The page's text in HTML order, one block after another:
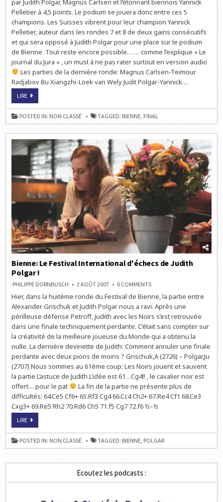
par Judith Polgar, Magnus Carlsen et l’étonnant biennois Yannick
Pelletier à 4,5 points. Le podium se jouera donc entre ces 5
champions. Les Suisses vibrent pour leur champion Yannick
Pelletier, auteur dans les rondes 7 et 8 de deux gains consécutifs
et qui sera opposé à Judith Polgar pour une place sur le podium
de Bienne. Tout reste encore possible… … comme l’explique « Le
journal du Jura » , un must à ne pas rater surtout en version audio
Les parties de la dernière ronde: Magnus Carlsen-Teimour
Radjabov Bu Xiangzhi-Loek van Wely Judit Polgar-Yannick…
LIREDERNIÈRE
À
BIENNE:
QUI
VA
POSTED IN: NON CLASSÉ TAGGED: BIENNE, FINAL
Bienne: Le Festival International d'échecs de Judith
Polgar !
PHILIPPE DORNBUSCH 2 AOÛT 2007 0 COMMENTSON
LE
FESTIVAL
INTERNATIONAL
D'ÉCHECS
DE
JUDITH
POLGAR
!
Hier, dans la huitème ronde du Festival de Bienne, la partie entre
Alexander Grischuk et Judith Polgar nous a ravi. Après une
périlleuse défense Petroff, Judith avec les Noirs s’est retrouvée
dans une finale techniquement perdante. C’était sans compter sur
la créativité de la meilleure joueuse du Monde qui a obtenu la
nulle. La dernière devinette de Judith: Comment annuler une finale
perdante avec deux pions de moins ? Grischuk,A (2726) – Polgar,Ju
(2707) Nous sommes au 61ème coup: Les Noirs jouent et sauvent
la partie L’astuce de Judith L’idée est 61…Cg4!! , le cavalier noir est
offert… pour le pat
La fin de la partie ne présente plus de
difficultés: 64.Ce5 Cf6+ 65.Rf3 Cg4 66.Cc4 Ch2+ 67.Re4 Cf1 68.Ce3
Cxg3+ 69.Re5 Rh2 70.Rd6 Ch5 71.f5 Cg7 72.f6 ½–½
LIREBIENNE:
FESTIVAL
INTERNATIONAL
D'ÉCHECS
DE
POLGAR
POSTED IN: NON CLASSÉ TAGGED: BIENNE POLGAR
Ecoutez les podcasts :